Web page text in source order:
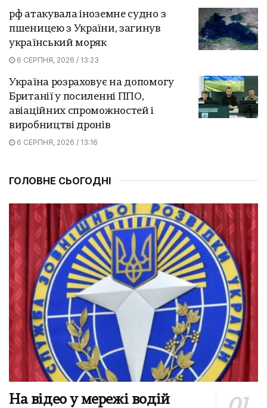
рф атакувала іноземне судно з
пшеницею з України, загинув
український моряк
6 СЕРПНЯ, 2026 / 13:23
Україна розраховує на допомогу
Британії у посиленні ППО,
авіаційних спроможностей і
виробництві дронів
6 СЕРПНЯ, 2026 / 13:16
ГОЛОВНЕ СЬОГОДНІ
На відео у мережі водій